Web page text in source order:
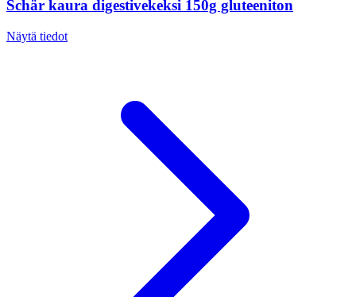
Schär kaura digestivekeksi 150g gluteeniton
Näytä tiedot